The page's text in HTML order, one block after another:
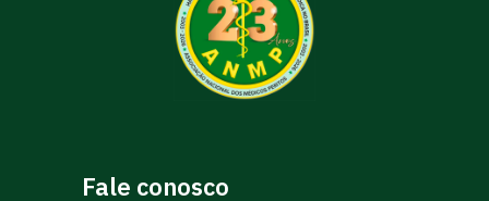
Fale conosco